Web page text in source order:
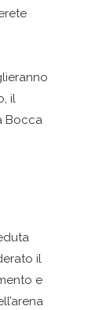
il
Bocca
il
e